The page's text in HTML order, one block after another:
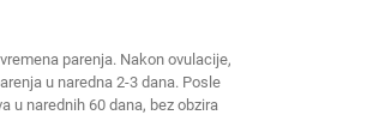
parenja. Nakon ovulacije,
u naredna 2-3 dana. Posle
u narednih 60 dana, bez obzira